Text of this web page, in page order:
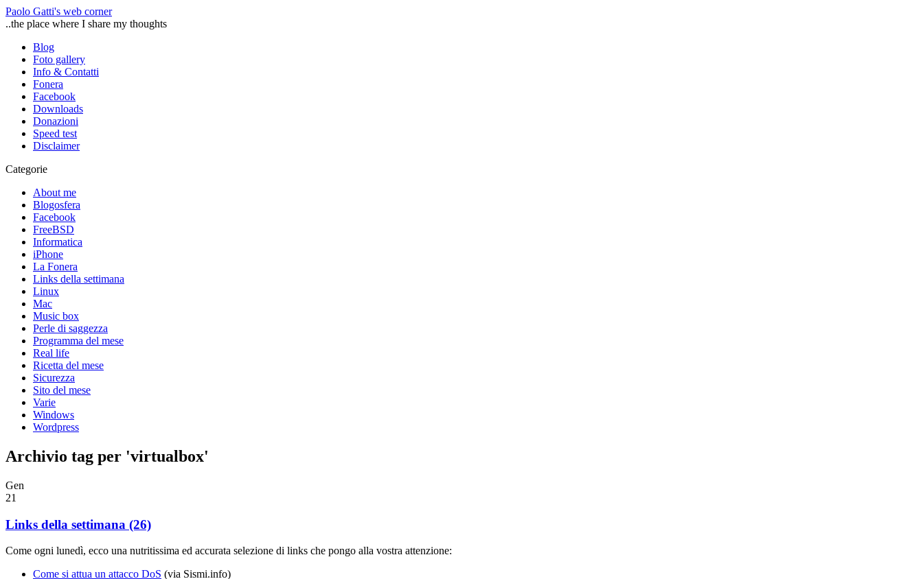
Paolo Gatti's web corner
..the place where I share my thoughts
Blog
Foto gallery
Info & Contatti
Fonera
Facebook
Downloads
Donazioni
Speed test
Disclaimer
Categorie
About me
Blogosfera
Facebook
FreeBSD
Informatica
iPhone
La Fonera
Links della settimana
Linux
Mac
Music box
Perle di saggezza
Programma del mese
Real life
Ricetta del mese
Sicurezza
Sito del mese
Varie
Windows
Wordpress
Archivio tag per 'virtualbox'
Gen
21
Links della settimana (26)
Come ogni lunedì, ecco una nutritissima ed accurata selezione di links che pongo alla vostra attenzione:
Come si attua un attacco DoS (via Sismi.info)